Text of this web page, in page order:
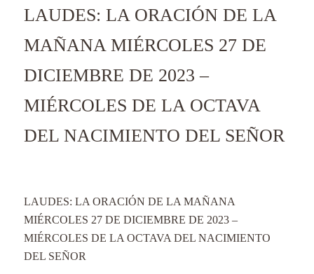
LAUDES: LA ORACIÓN DE LA
MAÑANA MIÉRCOLES 27 DE
DICIEMBRE DE 2023 –
MIÉRCOLES DE LA OCTAVA
DEL NACIMIENTO DEL SEÑOR
LAUDES: LA ORACIÓN DE LA MAÑANA
MIÉRCOLES 27 DE DICIEMBRE DE 2023 –
MIÉRCOLES DE LA OCTAVA DEL NACIMIENTO
DEL SEÑOR